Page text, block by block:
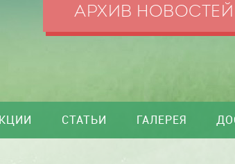
АРХИВ НОВОСТЕЙ
СТАТЬИ ГАЛЕРЕЯ